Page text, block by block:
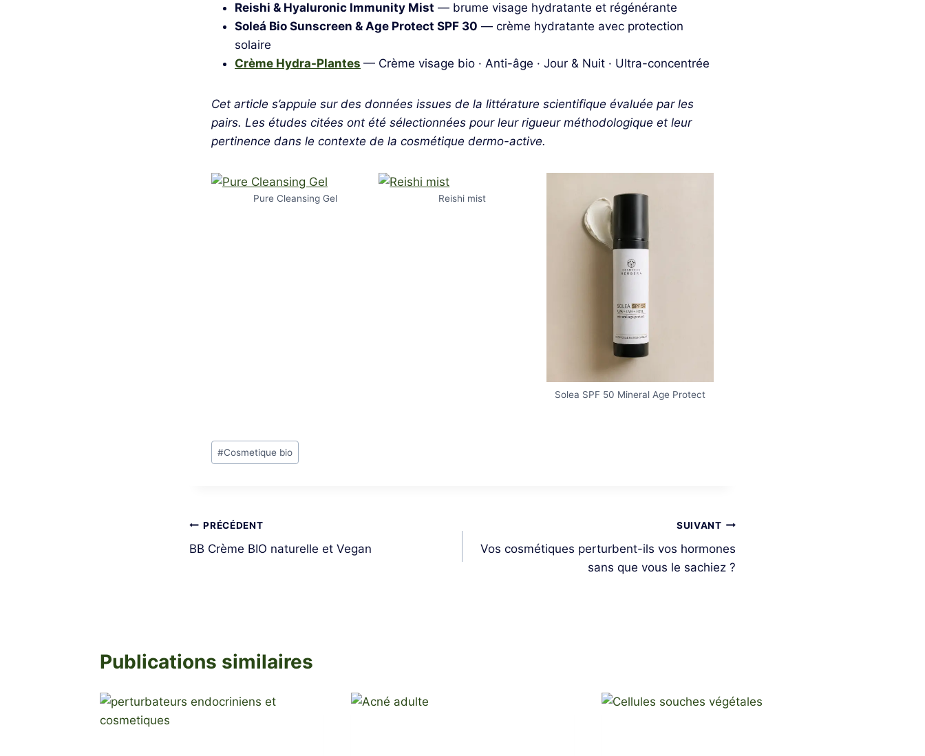
Reishi & Hyaluronic Immunity Mist — brume visage hydratante et régénérante
Soleá Bio Sunscreen & Age Protect SPF 30 — crème hydratante avec protection
solaire
Crème Hydra-Plantes — Crème visage bio · Anti-âge · Jour & Nuit · Ultra-concentrée
Cet article s’appuie sur des données issues de la littérature scientifique évaluée par les
pairs. Les études citées ont été sélectionnées pour leur rigueur méthodologique et leur
pertinence dans le contexte de la cosmétique dermo-active.
Pure Cleansing Gel Reishi mist
Solea SPF 50 Mineral Age Protect
Étiquettes
de
#Cosmetique bio
Navigation
de
PRÉCÉDENT
BB Crème BIO naturelle et Vegan
SUIVANT
Vos cosmétiques perturbent-ils vos hormones
sans que vous le sachiez ?
Publications similaires